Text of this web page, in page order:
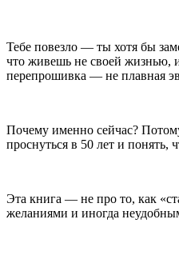
Тебе повезло — ты хотя бы
что живешь не своей жизнью,
перепрошивка — не плавная
Почему именно сейчас?
проснуться в 50 лет и
Эта книга — не про то, как
желаниями и иногда